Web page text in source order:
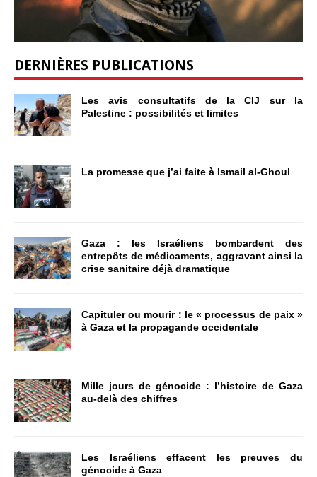
DERNIÈRES PUBLICATIONS
Les avis consultatifs de la CIJ sur la
Palestine : possibilités et limites
La promesse que j’ai faite à Ismail al-Ghoul
Gaza : les Israéliens bombardent des
entrepôts de médicaments, aggravant ainsi la
crise sanitaire déjà dramatique
Capituler ou mourir : le « processus de paix »
à Gaza et la propagande occidentale
Mille jours de génocide : l’histoire de Gaza
au-delà des chiffres
Les Israéliens effacent les preuves du
génocide à Gaza